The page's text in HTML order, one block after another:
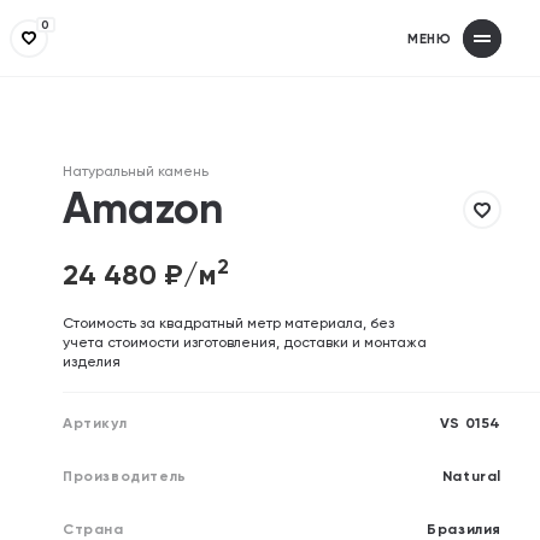
0
МЕНЮ
Натуральный камень
Amazon
24 480 ₽/м2
Cтоимость за квадратный метр материала, без
учета стоимости изготовления, доставки и монтажа
изделия
Артикул VS 0154
Производитель Natural
Страна Бразилия